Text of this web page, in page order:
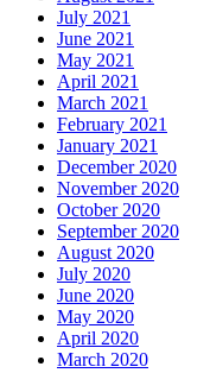
July 2021
June 2021
May 2021
April 2021
March 2021
February 2021
January 2021
December 2020
November 2020
October 2020
September 2020
August 2020
July 2020
June 2020
May 2020
April 2020
March 2020